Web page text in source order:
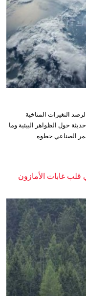
التغيرات المناخية
حول الظواهر البيئية وما
الصناعي خطوة
غابات الأمازون